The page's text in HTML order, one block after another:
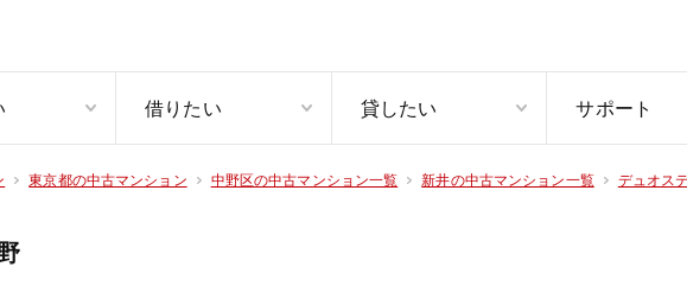
借りたい 貸したい サポート
東京都の中古マンション 中野区の中古マンション一覧 新井の中古マンション一覧 デュオス